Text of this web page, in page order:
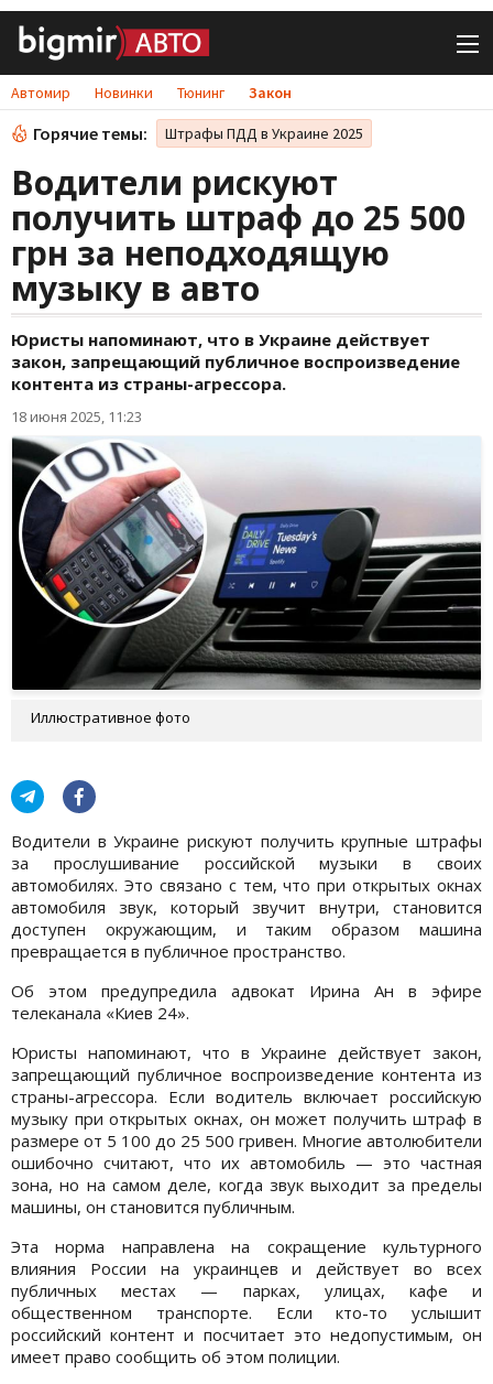
Автомир Новинки Тюнинг Закон
Горячие темы: Штрафы ПДД в Украине 2025
Водители рискуют
получить штраф до 25 500
грн за неподходящую
музыку в авто
Юристы напоминают, что в Украине действует
закон, запрещающий публичное воспроизведение
контента из страны-агрессора.
18 июня 2025, 11:23
Иллюстративное фото
Водители в Украине рискуют получить крупные штрафы
за прослушивание российской музыки в своих
автомобилях. Это связано с тем, что при открытых окнах
автомобиля звук, который звучит внутри, становится
доступен окружающим, и таким образом машина
превращается в публичное пространство.
Об этом предупредила адвокат Ирина Ан в эфире
телеканала «Киев 24».
Юристы напоминают, что в Украине действует закон,
запрещающий публичное воспроизведение контента из
страны-агрессора. Если водитель включает российскую
музыку при открытых окнах, он может получить штраф в
размере от 5 100 до 25 500 гривен. Многие автолюбители
ошибочно считают, что их автомобиль — это частная
зона, но на самом деле, когда звук выходит за пределы
машины, он становится публичным.
Эта норма направлена на сокращение культурного
влияния России на украинцев и действует во всех
публичных местах — парках, улицах, кафе и
общественном транспорте. Если кто-то услышит
российский контент и посчитает это недопустимым, он
имеет право сообщить об этом полиции.